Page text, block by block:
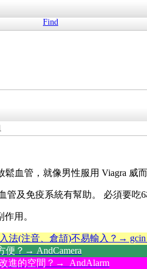
Find
血管，就像男性服用 Viagra 威
管及免疫系統有幫助。 必須要吃
用。
法(注音、倉頡)不易輸入？→ gcin
便？→ AndCamera
進的空間？→ AndAlarm